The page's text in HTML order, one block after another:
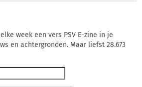
week een vers PSV E-zine in je
en achtergronden. Maar liefst 28.673